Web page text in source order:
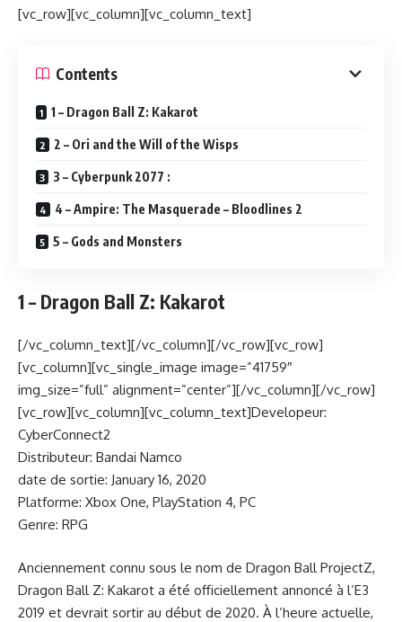
[vc_row][vc_column][vc_column_text]
Contents
1 – Dragon Ball Z: Kakarot
2 – Ori and the Will of the Wisps
3 – Cyberpunk 2077 :
4 – Ampire: The Masquerade – Bloodlines 2
5 – Gods and Monsters
1 – Dragon Ball Z: Kakarot
[/vc_column_text][/vc_column][/vc_row][vc_row]
[vc_column][vc_single_image image=”41759″
img_size=”full” alignment=”center”][/vc_column][/vc_row]
[vc_row][vc_column][vc_column_text]Developeur:
CyberConnect2
Distributeur: Bandai Namco
date de sortie: January 16, 2020
Platforme: Xbox One, PlayStation 4, PC
Genre: RPG
Anciennement connu sous le nom de Dragon Ball ProjectZ,
Dragon Ball Z: Kakarot a été officiellement annoncé à l’E3
2019 et devrait sortir au début de 2020. À l’heure actuelle,